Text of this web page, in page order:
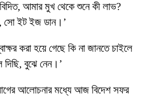
আমার মুখ থেকে শুনে কী লাভ?
ইট ইজ ডান।’
করা হয়ে গেছে কি না জানতে চাইলে
দিছি, বুঝে নেন।’
আলোচনার মধ্যে আজ বিদেশ সফর